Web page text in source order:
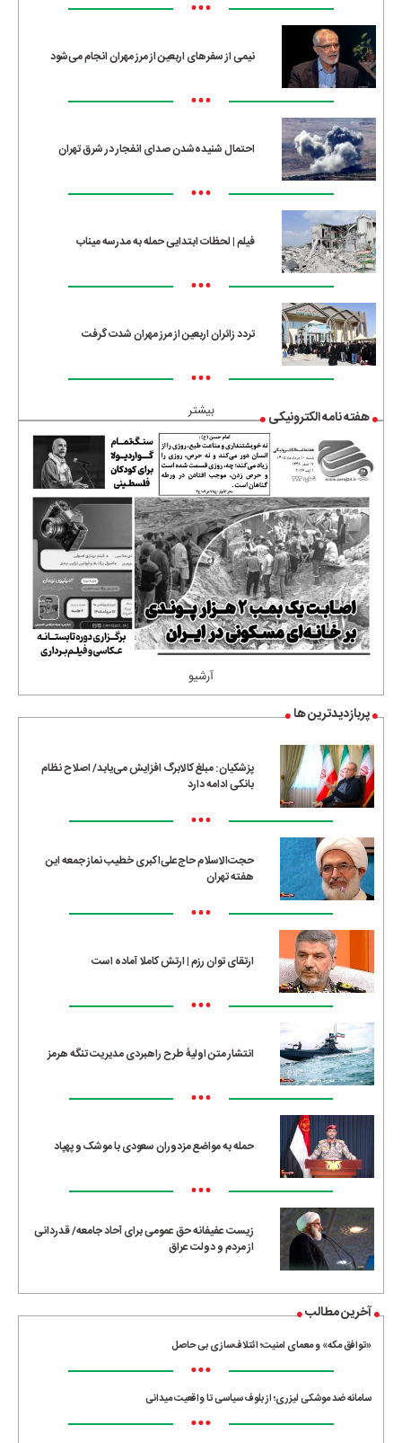
•••
نیمی از سفرهای اربعین از مرز مهران انجام می‌شود
•••
احتمال شنیده‌شدن صدای انفجار در شرق تهران
•••
فیلم | لحظات ابتدایی حمله به مدرسه میناب
•••
تردد زائران اربعین از مرز مهران شدت گرفت
•••
بیشتر هفته نامه الکترونیکی
آرشیو
پربازدیدترین ها
پزشکیان: مبلغ کالابرگ افزایش می‌یابد/ اصلاح نظام
بانکی ادامه دارد
•••
حجت‌الاسلام حاج‌علی‌اکبری خطیب نماز جمعه این
هفته تهران
•••
ارتقای توان رزم | ارتش کاملا آماده است
•••
انتشار متن اولیۀ طرح راهبردی مدیریت تنگه هرمز
•••
حمله به مواضع مزدوران سعودی با موشک و پهپاد
•••
زیست عفیفانه حق عمومی برای آحاد جامعه/ قدردانی
از مردم و دولت عراق
آخرین مطالب
«توافق مکه» و معمای امنیت؛ ائتلاف‌سازی بی حاصل
•••
سامانه ضد موشکی لیزری؛ از بلوف سیاسی تا واقعیت میدانی
•••